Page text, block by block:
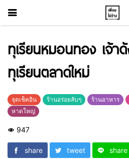
ทุเรียนหมอนทอง เจ้า
ทุเรียนตลาดใหม่
จุดเช็คอิน ร้านอร่อยลับๆ ร้านอาหาร
หาดใหญ่
947
share tweet share